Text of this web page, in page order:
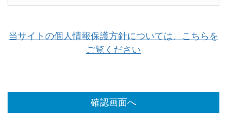
当サイトの個人情報保護方針については、こちらを
ご覧ください